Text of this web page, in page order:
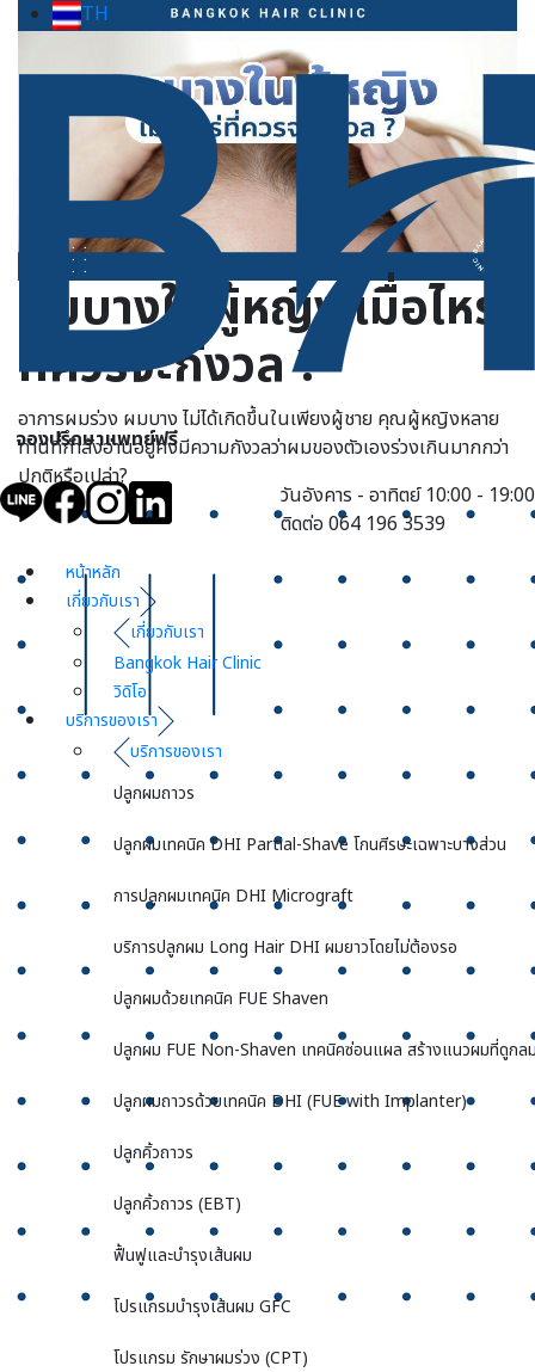
TH
จองปรึกษาแพทย์ฟรี
วันอังคาร - อาทิตย์ 10:00 - 19:00
ติดต่อ 064 196 3539
หน้าหลัก
เกี่ยวกับเรา
เกี่ยวกับเรา
Bangkok Hair Clinic
วิดิโอ
บริการของเรา
บริการของเรา
ปลูกผมถาวร
ปลูกผมเทคนิค DHI Partial-Shave โกนศีรษะเฉพาะบางส่วน
การปลูกผมเทคนิค DHI Micrograft
บริการปลูกผม Long Hair DHI ผมยาวโดยไม่ต้องรอ
ปลูกผมด้วยเทคนิค FUE Shaven
ปลูกผม FUE Non-Shaven เทคนิคซ่อนแผล สร้างแนวผมที่ดูกล
ปลูกผมถาวรด้วยเทคนิค DHI (FUE with Implanter)
ปลูกคิ้วถาวร
ปลูกคิ้วถาวร (EBT)
ฟื้นฟูและบำรุงเส้นผม
โปรแกรมบำรุงเส้นผม GFC
โปรแกรม รักษาผมร่วง (CPT)
ผมบางในผู้หญิง เมื่อไหร่
ที่ควรจะกังวล ?
อาการผมร่วง ผมบาง ไม่ได้เกิดขึ้นในเพียงผู้ชาย คุณผู้หญิงหลาย
ท่านที่กำลังอ่านอยู่คงมีความกังวลว่าผมของตัวเองร่วงเกินมากกว่า
ปกติหรือเปล่า?